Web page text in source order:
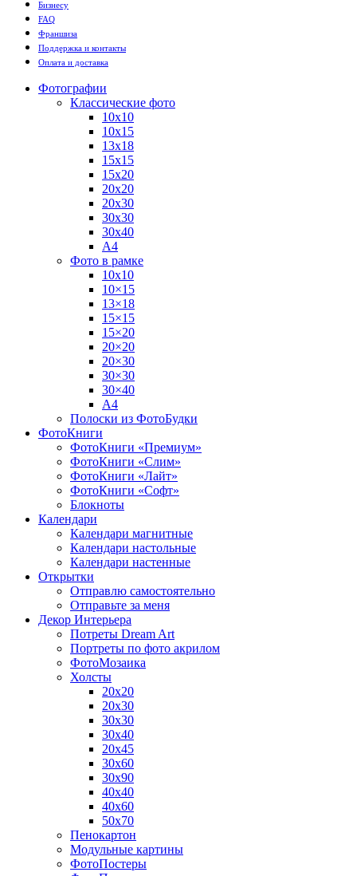
Бизнесу
FAQ
Франшиза
Поддержка и контакты
Оплата и доставка
Фотографии
Классические фото
10х10
10х15
13х18
15х15
15х20
20х20
20х30
30х30
30х40
А4
Фото в рамке
10х10
10×15
13×18
15×15
15×20
20×20
20×30
30×30
30×40
A4
Полоски из ФотоБудки
ФотоКниги
ФотоКниги «Премиум»
ФотоКниги «Слим»
ФотоКниги «Лайт»
ФотоКниги «Софт»
Блокноты
Календари
Календари магнитные
Календари настольные
Календари настенные
Открытки
Отправлю самостоятельно
Отправьте за меня
Декор Интерьера
Потреты Dream Art
Портреты по фото акрилом
ФотоМозаика
Холсты
20х20
20х30
30х30
30х40
20х45
30х60
30х90
40х40
40х60
50х70
Пенокартон
Модульные картины
ФотоПостеры